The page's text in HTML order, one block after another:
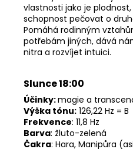
vlastnosti jako je
schopnost pečovat o
Pomáhá rodinným
potřebám jiných, dává
nitra a rozvíjet intuici.
Slunce 18:00
Účinky:magie a
Výška tónu: 126,22 Hz = B
Frekvence: 11,8 Hz
Barva: žluto-zelená
Čakra: Hara, Manipůra